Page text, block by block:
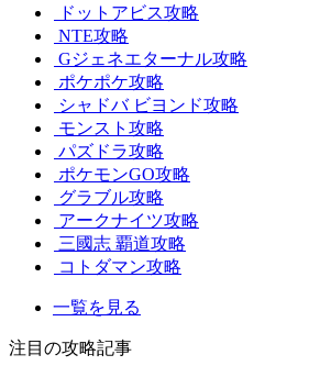
ドットアビス攻略
NTE攻略
Gジェネエターナル攻略
ポケポケ攻略
シャドバ ビヨンド攻略
モンスト攻略
パズドラ攻略
ポケモンGO攻略
グラブル攻略
アークナイツ攻略
三國志 覇道攻略
コトダマン攻略
一覧を見る
注目の攻略記事